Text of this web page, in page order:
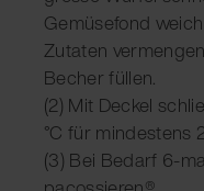
Gemüsefond
Zutaten
Becher füllen.
(2) Mit Deckel
°C für mindestens
(3) Bei Bedarf 6-